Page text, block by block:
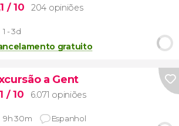
/ 10 204 opiniões
1 - 3d
gratuito
a Gent
/ 10 6.071 opiniões
9h 30m Espanhol